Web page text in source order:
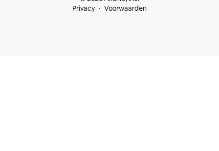
Privacy
Voorwaarden